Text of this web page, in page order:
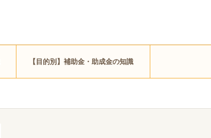
【目的別】補助金・助成金の知識